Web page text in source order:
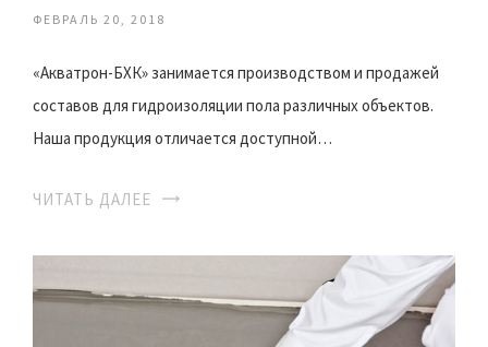
ФЕВРАЛЬ 20, 2018
«Акватрон-БХК» занимается производством и продажей
составов для гидроизоляции пола различных объектов.
Наша продукция отличается доступной…
ЧИТАТЬ ДАЛЕЕ